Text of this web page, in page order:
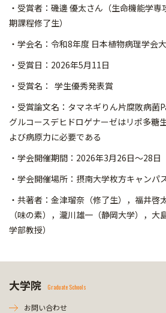
・受賞者：磯邊 優太さん（生命機能学
期課程修了生）
・学会名：令和8年度 日本植物病理学会
・受賞日：2026年5月11日
・受賞名： 学生優秀発表賞
・受賞論文名：タマネギりん片腐敗病
グルコースデヒドロゲナーゼはリポ多糖
よび病原力に必要である
・学会開催期間：2026年3月26日～28日
・学会開催場所：摂南大学枚方キャンパ
・共著者：金津瑠奈（修了生），福井啓
（味の素），瀧川雄一（静岡大学），大
学部教授）
大学院 Graduate Schools
お問い合わせ